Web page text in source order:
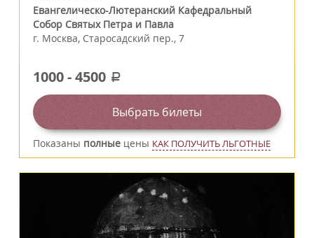
Евангелическо-Лютеранский Кафедральный
Собор Святых Петра и Павла
г. Москва, Старосадский пер., 7
1000-4500 a
Выбрать билеты
Показаны полные цены КАК ПОЛУЧИТЬ ЛЬГОТНЫЕ